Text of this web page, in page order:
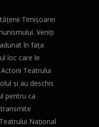
Timișoarei
Veniți
în fața
loc care le
Teatrului
și au deschis
pentru ca
Național